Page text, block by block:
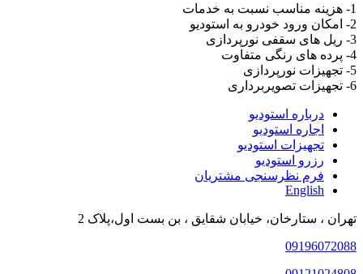
1- هزینه مناسب نسبت به خدمات
2- امکان ورود خودرو به استودیو
3- ریل های سقفی نورپردازی
4- پرده های رنگی متفاوت
5- تجهیزات نورپردازی
6- تجهیزات تصویربرداری
درباره استودیو
اجاره استودیو
تجهیزات استودیو
رزرو استودیو
فرم نظرسنجی مشتریان
English
تهران ، ستارخان، خیابان شقایق ، بن بست اول،پلاک 2
09196072088